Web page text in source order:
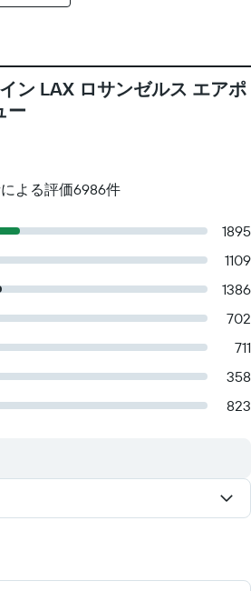
ン LAX ロサンゼルス エアポ
ー
よる評価6986​件
1895
1109
1386
702
711
358
823